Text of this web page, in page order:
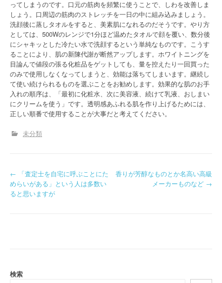
ってしまうのです。口元の筋肉を頻繁に使うことで、しわを改善しま
しょう。口周辺の筋肉のストレッチを一日の中に組み込みましょう。
洗顔後に蒸しタオルをすると、美素肌になれるのだそうです。やり方
としては、500Wのレンジで1分ほど温めたタオルで顔を覆い、数分後
にシャキッとした冷たい水で洗顔するという単純なものです。こうす
ることにより、肌の新陳代謝が断然アップします。ホワイトニングを
目論んで値段の張る化粧品をゲットしても、量を控えたり一回買った
のみで使用しなくなってしまうと、効能は落ちてしまいます。継続し
て使い続けられるものを選ぶことをお勧めします。効果的な肌のお手
入れの順序は、「最初に化粧水、次に美容液、続けて乳液、おしまい
にクリームを使う」です。透明感あふれる肌を作り上げるためには、
正しい順番で使用することが大事だと考えてください。
未分類
P
o
a
← 「査定士を自宅に呼ぶことにた
めらいがある」という人は多数い
ると思いますが
香りが芳醇なものとか名高い高級
メーカーものなど →
検索